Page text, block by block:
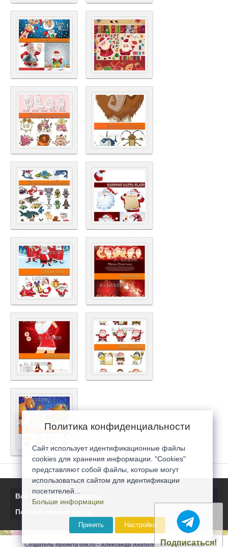
Все последние новости
Полная версия сайта
Создатель проекта 0lik.ru - Александр Анатольевич © 2007-2026
Подписаться!
Политика конфиденциальности
Сайт использует идентификационные файлы
cookies для хранения информации. "Cookies"
представляют собой файлы, которые могут
использоваться сайтом для идентификации
посетителей...
Больше информации
Принять Настройка